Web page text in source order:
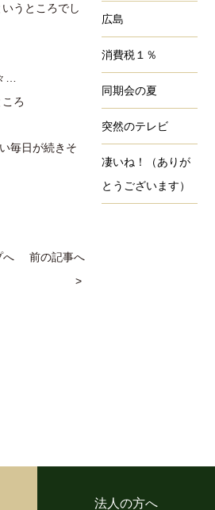
いうところでし
…
ろ
毎日が続きそ
へ
前の記事へ
>
広島
消費税１％
同期会の夏
突然のテレビ
凄いね！（ありが
とうございます）
法人の方へ